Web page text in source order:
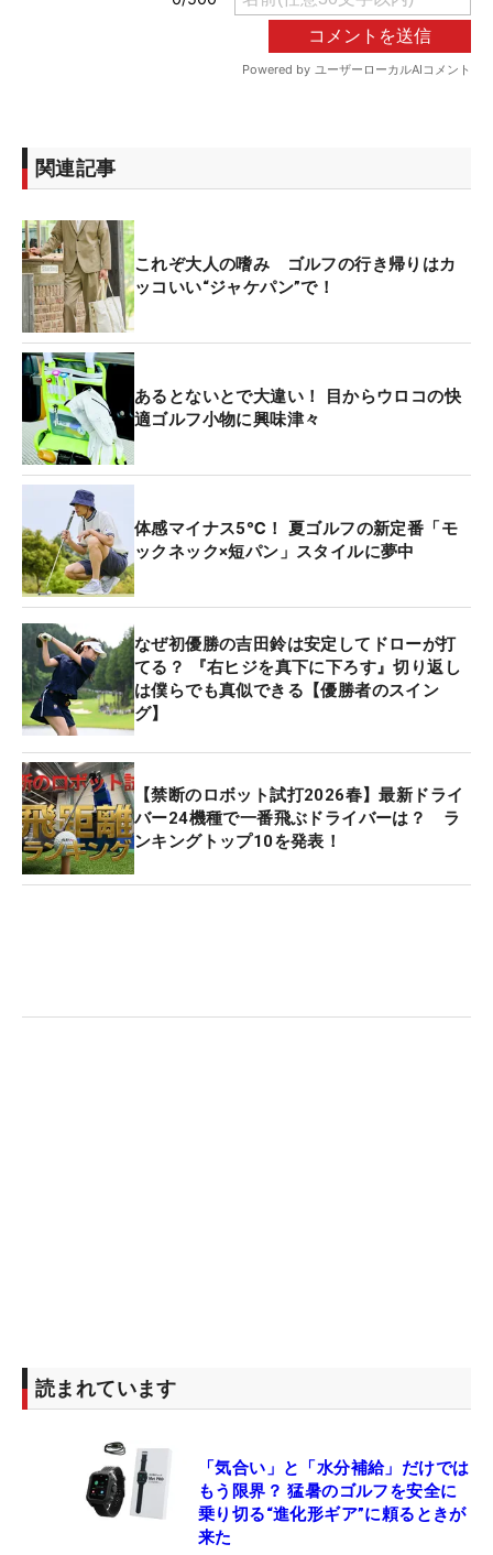
関連記事
これぞ大人の嗜み ゴルフの行き帰りはカ
ッコいい“ジャケパン”で！
あるとないとで大違い！ 目からウロコの快
適ゴルフ小物に興味津々
体感マイナス5℃！ 夏ゴルフの新定番「モ
ックネック×短パン」スタイルに夢中
なぜ初優勝の吉田鈴は安定してドローが打
てる？ 『右ヒジを真下に下ろす』切り返し
は僕らでも真似できる【優勝者のスイン
グ】
【禁断のロボット試打2026春】最新ドライ
バー24機種で一番飛ぶドライバーは？ ラ
ンキングトップ10を発表！
読まれています
「気合い」と「水分補給」だけでは
もう限界？ 猛暑のゴルフを安全に
乗り切る“進化形ギア”に頼るときが
来た